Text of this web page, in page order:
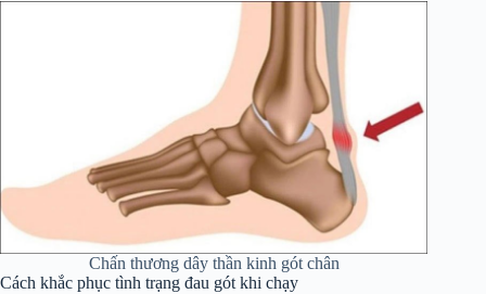
Chấn thương dây thần kinh gót chân
Cách khắc phục tình trạng đau gót khi chạy